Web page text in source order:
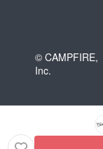
© CAMPFIRE,
Inc.